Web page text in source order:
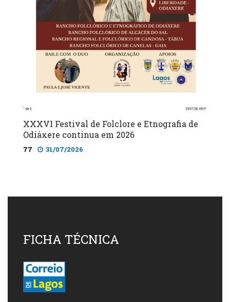
XXXVI Festival de Folclore e Etnografia de
Odiáxere continua em 2026
77 31/07/2026
FICHA TÉCNICA